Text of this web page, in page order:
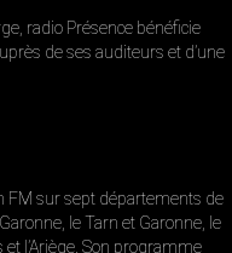
radio Présence bénéficie
de ses auditeurs et d’une
FM sur sept départements de
le Tarn et Garonne, le
et l’Ariège. Son programme